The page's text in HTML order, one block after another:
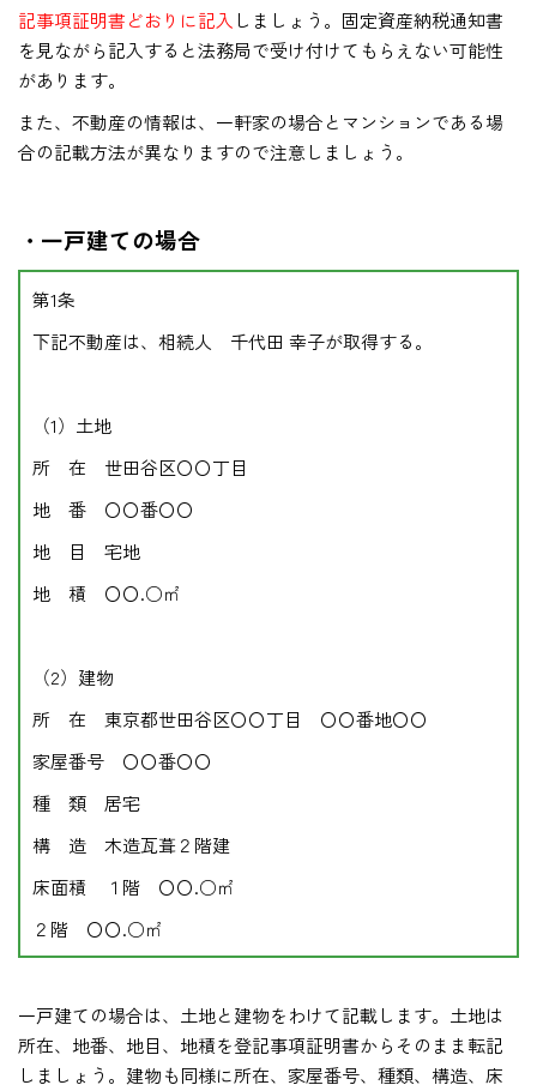
記事項証明書どおりに記入 しましょう。固定資産納税通知書
を見ながら記入すると法務局で受け付けてもらえない可能性
があります。
また、不動産の情報は、一軒家の場合とマンションである場
合の記載方法が異なりますので注意しましょう。
・一戸建ての場合
第1条
下記不動産は、相続人 千代田 幸子が取得する。
（1）土地
所 在 世田谷区〇〇丁目
地 番 〇〇番〇〇
地 目 宅地
地 積 〇〇.○㎡
（2）建物
所 在 東京都世田谷区〇〇丁目 〇〇番地〇〇
家屋番号 〇〇番〇〇
種 類 居宅
構 造 木造瓦葺２階建
床面積 １階 〇〇.○㎡
２階 〇〇.○㎡
一戸建ての場合は、土地と建物をわけて記載します。土地は
所在、地番、地目、地積を登記事項証明書からそのまま転記
しましょう。建物も同様に所在、家屋番号、種類、構造、床